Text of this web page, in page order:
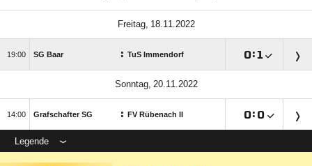
 
 SG Baar : TuS Immendorf :
 
 Grafschafter SG : FV Rübenach II : 
Legende